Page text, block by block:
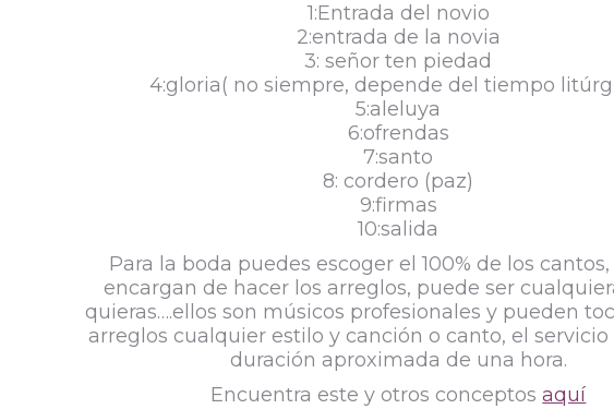
1:Entrada del novio
2:entrada de la novia
3: señor ten piedad
4:gloria( no siempre, depende del tiempo
5:aleluya
6:ofrendas
7:santo
8: cordero (paz)
9:firmas
10:salida
Para la boda puedes escoger el 100% de los cantos,
encargan de hacer los arreglos, puede ser
quieras….ellos son músicos profesionales y pueden
arreglos cualquier estilo y canción o canto, el
duración aproximada de una hora.
Encuentra este y otros conceptosaquí